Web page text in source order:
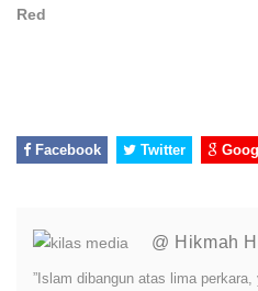
Red
Facebook Twitter
@ Hikmah
”Islam dibangun atas lima